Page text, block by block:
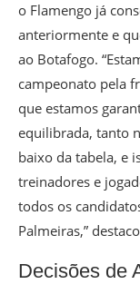
o Flamengo já
anteriormente e
ao Botafogo.
campeonato pela
que estamos
equilibrada, tanto
baixo da tabela, e
treinadores e
todos os
Palmeiras,”
Decisões de